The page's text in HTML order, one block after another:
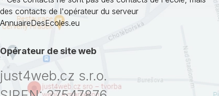
des contacts de l'opérateur du serveur
AnnuaireDesEcoles.eu
Opérateur de site web
just4web.cz s.r.o.